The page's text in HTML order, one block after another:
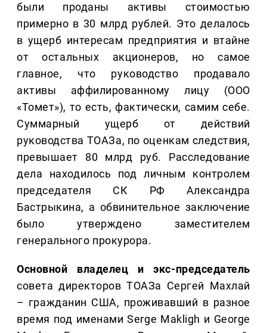
были проданы активы стоимостью
примерно в 30 млрд рублей. Это делалось
в ущерб интересам предприятия и втайне
от остальных акционеров, но самое
главное, что руководство продавало
активы аффилированному лицу (ООО
«Томет»), то есть, фактически, самим себе.
Суммарный ущерб от действий
руководства ТОАЗа, по оценкам следствия,
превышает 80 млрд руб. Расследование
дела находилось под личным контролем
председателя СК РФ Александра
Бастрыкина, а обвинительное заключение
было утверждено заместителем
генерального прокурора.
Основной владелец и экс-председатель
совета директоров ТОАЗа Сергей Махлай
– гражданин США, проживавший в разное
время под именами Serge Makligh и George